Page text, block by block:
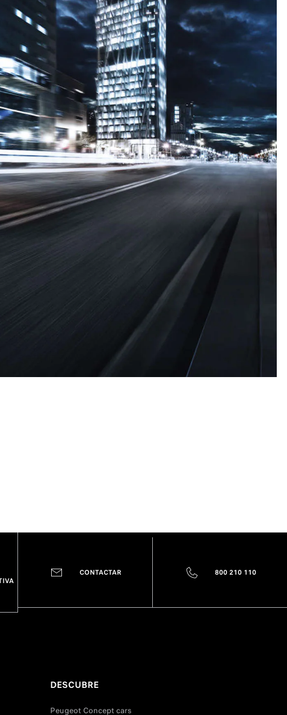
CONTACTAR 800 210 110
DESCUBRE
Peugeot Concept cars